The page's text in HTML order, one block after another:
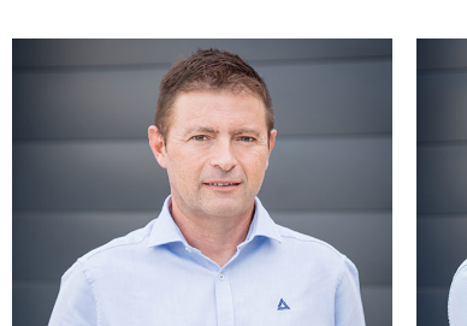
Con más de 20 años de experiencia
en el sector de la construcción, ha
desarrollado su carrera profesional
principalmente como técnico a pie
de obra en proyectos de distintas
tipologías. Compagina la dedicación